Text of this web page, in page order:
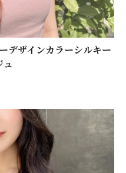
デザインカラーシルキー
ュ